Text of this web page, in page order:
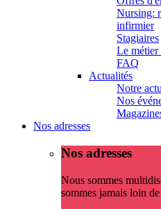
Nursing:
infirmier
Stagiaires
Le métier
FAQ
Actualités
Notre
Nos
Nos adresses
Nos adresses
Nous sommes
sommes jamais loin